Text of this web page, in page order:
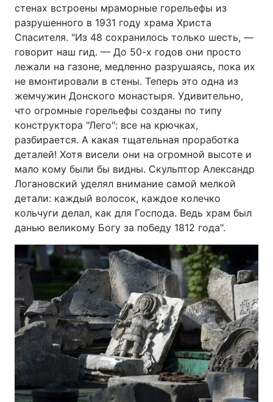
стенах встроены мраморные горельефы из
разрушенного в 1931 году храма Христа
Спасителя. "Из 48 сохранилось только шесть, —
говорит наш гид. — До 50-х годов они просто
лежали на газоне, медленно разрушаясь, пока их
не вмонтировали в стены. Теперь это одна из
жемчужин Донского монастыря. Удивительно,
что огромные горельефы созданы по типу
конструктора "Лего": все на крючках,
разбирается. А какая тщательная проработка
деталей! Хотя висели они на огромной высоте и
мало кому были бы видны. Скульптор Александр
Логановский уделял внимание самой мелкой
детали: каждый волосок, каждое колечко
кольчуги делал, как для Господа. Ведь храм был
данью великому Богу за победу 1812 года".